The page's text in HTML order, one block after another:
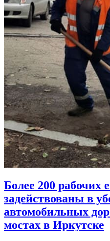
Более 200 рабочих
задействованы в
автомобильных
мостах в Иркутске